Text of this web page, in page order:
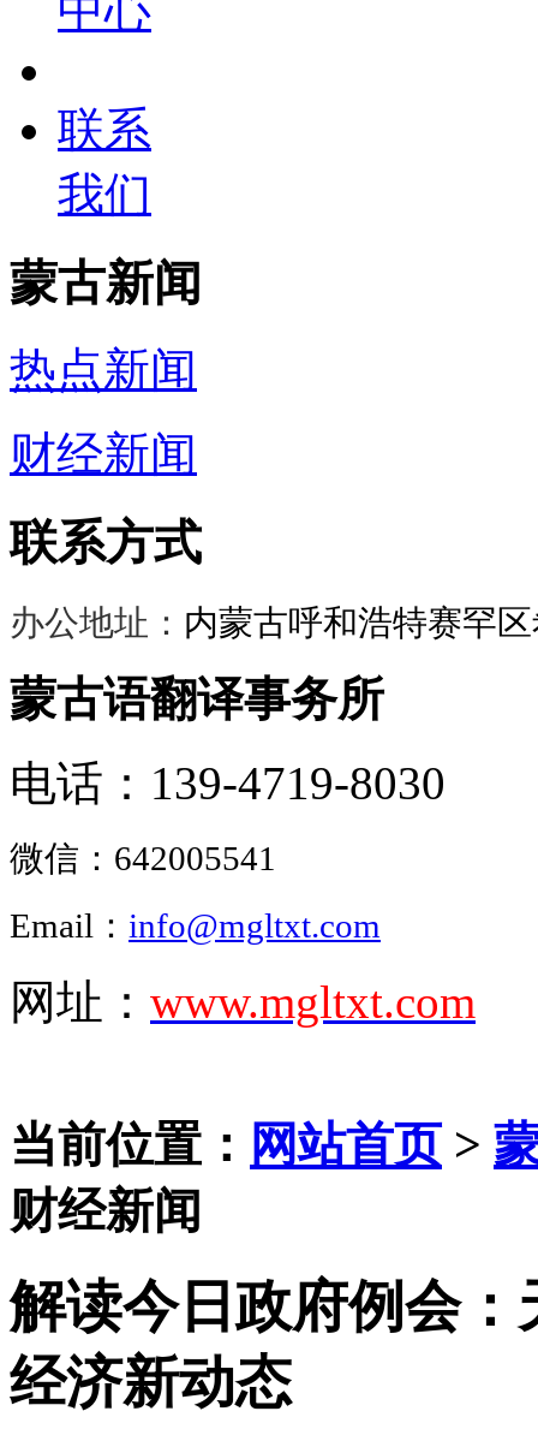
联系
我们
蒙古新闻
热点新闻
财经新闻
联系方式
办公地址： 内蒙古呼和浩特赛罕
蒙古语翻译事务所
电话：139-4719-8030
微信： 642005541
Email： info@mgltxt.com
网址： www.mgltxt.com
当前位置： 网站首页>
财经新闻
解读今日政府例会
经济新动态